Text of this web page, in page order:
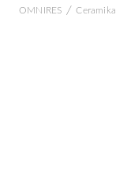
OMNIRES / Ceramika